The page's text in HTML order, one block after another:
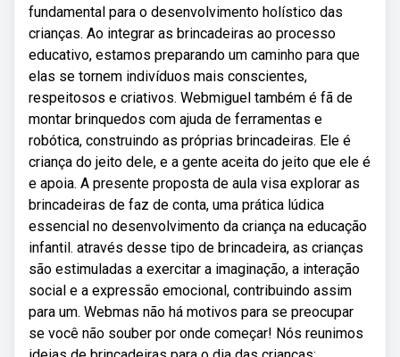
fundamental para o desenvolvimento holístico das
crianças. Ao integrar as brincadeiras ao processo
educativo, estamos preparando um caminho para que
elas se tornem indivíduos mais conscientes,
respeitosos e criativos. Webmiguel também é fã de
montar brinquedos com ajuda de ferramentas e
robótica, construindo as próprias brincadeiras. Ele é
criança do jeito dele, e a gente aceita do jeito que ele é
e apoia. A presente proposta de aula visa explorar as
brincadeiras de faz de conta, uma prática lúdica
essencial no desenvolvimento da criança na educação
infantil. através desse tipo de brincadeira, as crianças
são estimuladas a exercitar a imaginação, a interação
social e a expressão emocional, contribuindo assim
para um. Webmas não há motivos para se preocupar
se você não souber por onde começar! Nós reunimos